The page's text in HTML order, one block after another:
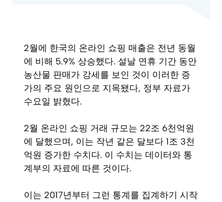
2월에 한국의 온라인 쇼핑 매출은 전년 동월
에 비해 5.9% 상승했다. 설날 연휴 기간 동안
농산물 판매가 강세를 보인 것이 이러한 증
가의 주요 원인으로 지목됐다, 정부 자료가
수요일 밝혔다.
2월 온라인 쇼핑 거래 규모는 22조 6천억원
에 달했으며, 이는 작년 같은 달보다 1조 3천
억원 증가한 수치다. 이 수치는 데이터와 통
계부의 자료에 따른 것이다.
이는 2017년부터 그런 통계를 집계하기 시작